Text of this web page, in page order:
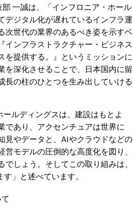
一誠は、「インフロニア・ホール
デジタル化が遅れているインフラ運
次世代の業界のあるべき姿を示すベ
インフラストラクチャー・ビジネス
を提供する。』というミッションに
を深化させることで、日本国内に留
長の柱のひとつを生み出していける
ルディングスは、建設はもとよ
であり、アクセンチュアは世界に
見やデータと、AIやクラウドなどの
モデルの圧倒的な高度化を図り、
しょう。そしてこの取り組みは、
」と述べています。